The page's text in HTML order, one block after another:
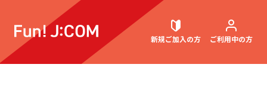
新規ご加入の方 ご利用中の方